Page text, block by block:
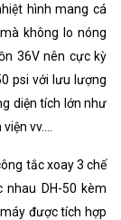
hình mang cá
không lo nóng
36V nên cực kỳ
psi với lưu lượng
diện tích lớn như
vv....
tắc xoay 3 chế
DH-50 kèm
được tích hợp